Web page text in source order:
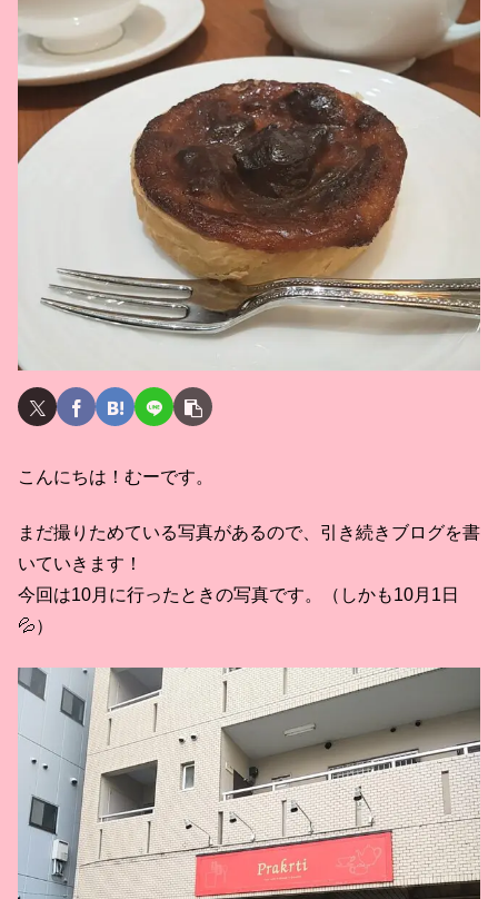
こんにちは！むーです。
まだ撮りためている写真があるので、引き続きブログを書
いていきます！
今回は10月に行ったときの写真です。（しかも10月1日
💦）